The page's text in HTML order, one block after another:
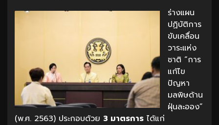
ร่างแผน
ปฏิบัติการ
ขับเคลื่อน
วาระแห่ง
ชาติ “การ
แก้ไข
ปัญหา
มลพิษด้าน
ฝุ่นละออง”
(พ.ศ. 2563) ประกอบด้วย 3 มาตรการ ได้แก่